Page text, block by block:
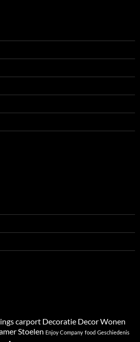
carport Decoratie Decor Wonen
Stoelen Enjoy Company food Geschiedenis